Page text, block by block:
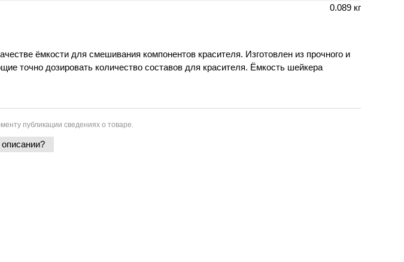
0.089 кг
ёмкости для смешивания компонентов красителя. Изготовлен из прочного и
точно дозировать количество составов для красителя. Ёмкость шейкера
публикации сведениях о товаре.